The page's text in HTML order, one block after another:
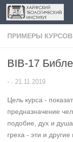
Перейти к
ПРИМЕРЫ КУРСОВ
BIB-17
- · 21.11.2019
Цель курса -
предназначение
подобие, дух и
греха - эти и